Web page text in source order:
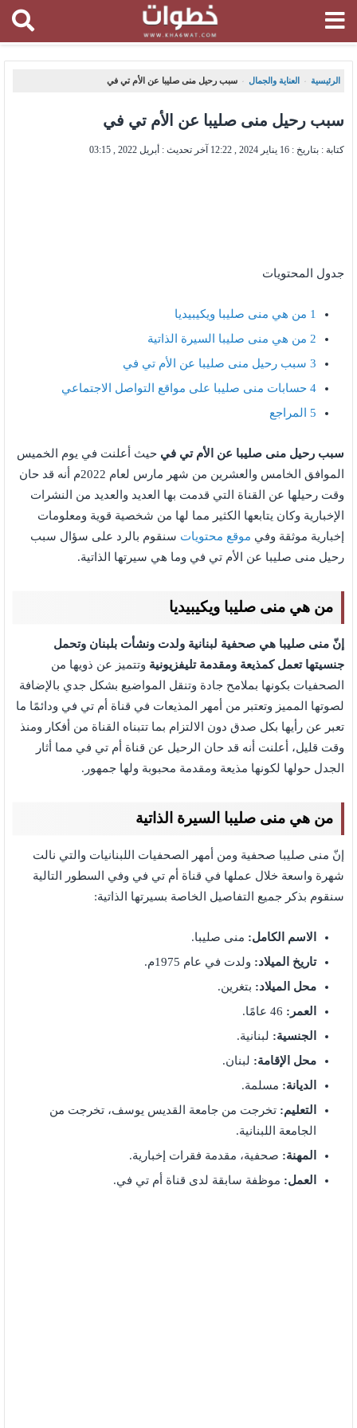
الرئيسية ، العناية والجمال ، سبب رحيل منى صليبا عن الأم تي في
سبب رحيل منى صليبا عن الأم تي في
كتابة : بتاريخ : 16 يناير 2024 , 12:22 آخر تحديث : أبريل 2022 , 03:15
جدول المحتويات
1 من هي منى صليبا ويكيبيديا
2 من هي منى صليبا السيرة الذاتية
3 سبب رحيل منى صليبا عن الأم تي في
4 حسابات منى صليبا على مواقع التواصل الاجتماعي
5 المراجع
سبب رحيل منى صليبا عن الأم تي في حيث أعلنت في يوم الخميس
الموافق الخامس والعشرين من شهر مارس لعام 2022م أنه قد حان
وقت رحيلها عن القناة التي قدمت بها العديد والعديد من النشرات
الإخبارية وكان يتابعها الكثير مما لها من شخصية قوية ومعلومات
إخبارية موثقة وفي موقع محتويات سنقوم بالرد على سؤال سبب
رحيل منى صليبا عن الأم تي في وما هي سيرتها الذاتية.
من هي منى صليبا ويكيبيديا
إنّ منى صليبا هي صحفية لبنانية ولدت ونشأت بلبنان وتحمل
جنسيتها تعمل كمذيعة ومقدمة تليفزيونية وتتميز عن ذويها من
الصحفيات بكونها بملامح جادة وتنقل المواضيع بشكل جدي بالإضافة
لصوتها المميز وتعتبر من أمهر المذيعات في قناة أم تي في ودائمًا ما
تعبر عن رأيها بكل صدق دون الالتزام بما تتبناه القناة من أفكار ومنذ
وقت قليل، أعلنت أنه قد حان الرحيل عن قناة أم تي في مما أثار
الجدل حولها لكونها مذيعة ومقدمة محبوبة ولها جمهور.
من هي منى صليبا السيرة الذاتية
إنّ منى صليبا صحفية ومن أمهر الصحفيات اللبنانيات والتي نالت
شهرة واسعة خلال عملها في قناة أم تي في وفي السطور التالية
سنقوم بذكر جميع التفاصيل الخاصة بسيرتها الذاتية:
الاسم الكامل: منى صليبا.
تاريخ الميلاد: ولدت في عام 1975م.
محل الميلاد: بتغرين.
العمر:
الجنسية: لبنانية.
محل الإقامة: لبنان.
الديانة: مسلمة.
التعليم: تخرجت من جامعة القديس يوسف، تخرجت من
الجامعة اللبنانية.
المهنة: صحفية، مقدمة فقرات إخبارية.
العمل: موظفة سابقة لدى قناة أم تي في.